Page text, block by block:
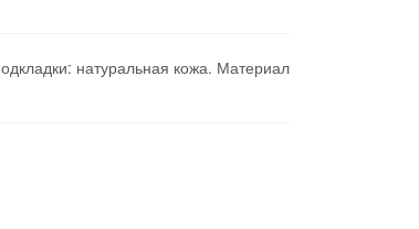
натуральная кожа. Материал